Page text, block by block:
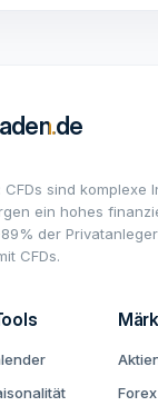
CFDs sind komplexe
ein hohes
der
CFDs.
Forex